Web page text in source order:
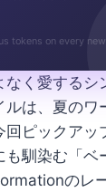
tokens on every
なく愛するシ
ルは、夏のワ
回ピックアッ
も馴染む「ベ
のレ